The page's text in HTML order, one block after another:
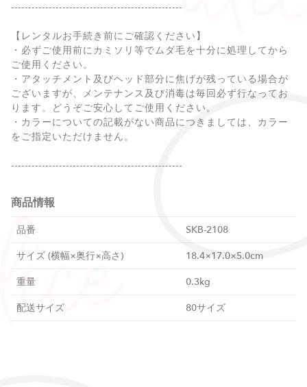
--------------------------------------------------
【レンタルお手続き前にご確認ください】
・必ずご使用前にカミソリ等でムダ毛を十分に処理してから
ご使用ください。
・アタッチメント及びヘッド部分に焦げが残っている場合が
ございますが、メンテナンス及び消毒は毎回必ず行なってお
ります。どうぞご安心してご使用ください。
・カラーについての記載がない商品につきましては、カラー
をご指定いただけません。
商品情報
品番
SKB-2108
サイズ (横幅×奥行×高さ)
18.4×17.0×5.0cm
重量
0.3kg
配送サイズ
80サイズ